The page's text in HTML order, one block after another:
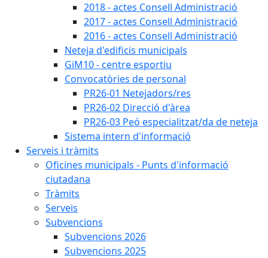
2018 - actes Consell Administració
2017 - actes Consell Administració
2016 - actes Consell Administració
Neteja d'edificis municipals
GiM10 - centre esportiu
Convocatòries de personal
PR26-01 Netejadors/res
PR26-02 Direcció d'àrea
PR26-03 Peó especialitzat/da de neteja
Sistema intern d'informació
Serveis i tràmits
Oficines municipals - Punts d'informació
ciutadana
Tràmits
Serveis
Subvencions
Subvencions 2026
Subvencions 2025